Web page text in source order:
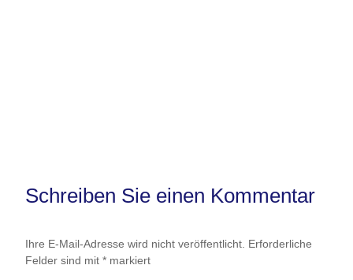
Schreiben Sie einen Kommentar
Ihre E-Mail-Adresse wird nicht veröffentlicht. Erforderliche
Felder sind mit *markiert